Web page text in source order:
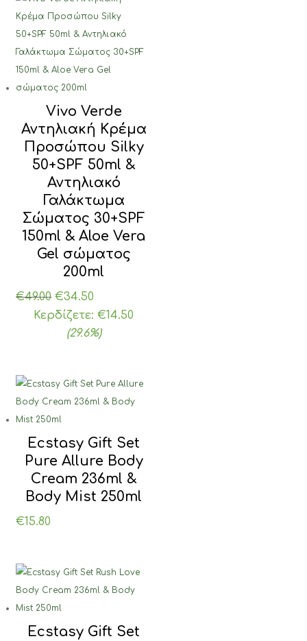
Vivo Verde
Αντηλιακή Κρέμα
Προσώπου Silky
50+SPF 50ml &
Αντηλιακό
Γαλάκτωμα
Σώματος 30+SPF
150ml & Aloe Vera
Gel σώματος
200ml
€49.00 Original
price
was:
€34.50
τρέχουσα
τιμή
Κερδίζετε:€14.50
(29.6%)
Ecstasy Gift Set
Pure Allure Body
Cream 236ml &
Body Mist 250ml
€15.80
Ecstasy Gift Set